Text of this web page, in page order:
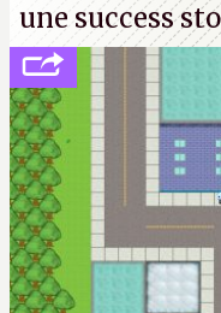
une success